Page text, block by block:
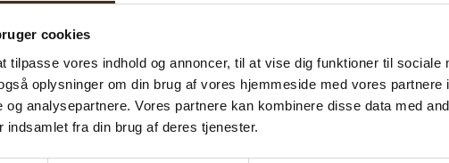
cookies
tilpasse vores indhold og annoncer, til at vise dig funktioner til sociale
oplysninger om din brug af vores hjemmeside med vores partnere
og analysepartnere. Vores partnere kan kombinere disse data med
indsamlet fra din brug af deres tjenester.